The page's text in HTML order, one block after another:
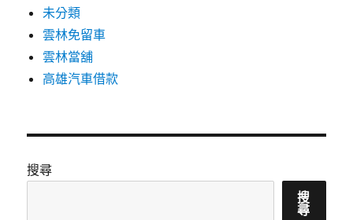
未分類
雲林免留車
雲林當舖
高雄汽車借款
搜尋
搜
尋